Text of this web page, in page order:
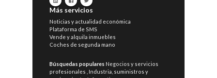
Más servicios
Noticias y actualidad económica
Plataforma de SMS
Vende y alquila inmuebles
Coches de segunda mano
Búsquedas populares Negocios y servicios
profesionales
Industria, suministros y